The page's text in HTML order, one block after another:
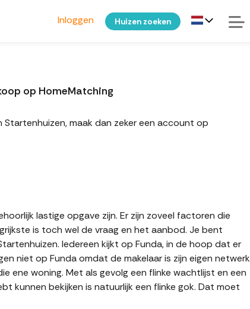
Inloggen Huizen zoeken
op HomeMatching
maak dan zeker een account op
lastige opgave zijn. Er zijn zoveel factoren die
is toch wel de vraag en het aanbod. Je bent
Iedereen kijkt op Funda, in de hoop dat er
niet op Funda omdat de makelaar is zijn eigen netwerk
ene woning. Met als gevolg een flinke wachtlijst en een
kunnen bekijken is natuurlijk een flinke gok. Dat moet